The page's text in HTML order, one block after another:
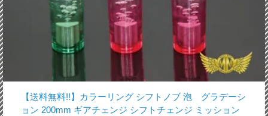
【送料無料!!】カラーリング シフトノブ 泡 グラデーシ
ョン 200mm ギアチェンジ シフトチェンジ ミッション